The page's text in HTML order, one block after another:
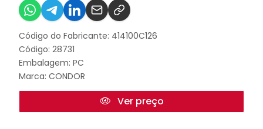
Código do Fabricante: 414100C126
Código: 28731
Embalagem: PC
Marca: CONDOR
Ver preço